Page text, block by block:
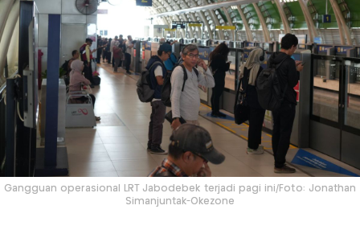
Gangguan operasional LRT Jabodebek terjadi pagi ini/Foto: Jonathan
Simanjuntak-Okezone